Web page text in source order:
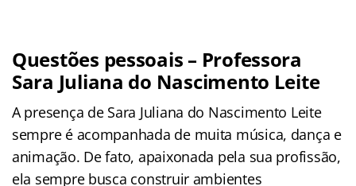
Questões pessoais – Professora
Sara Juliana do Nascimento Leite
A presença de Sara Juliana do Nascimento Leite
sempre é acompanhada de muita música, dança e
animação. De fato, apaixonada pela sua profissão,
ela sempre busca construir ambientes